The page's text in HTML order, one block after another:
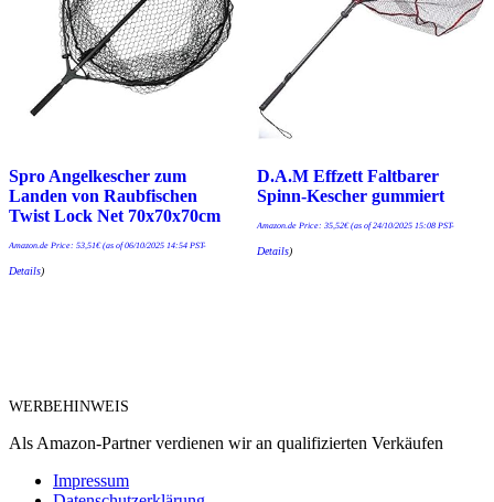
Spro Angelkescher zum
Landen von Raubfischen
Twist Lock Net 70x70x70cm
Amazon.de Price: 53,51€(as of 06/10/2025 14:54 PST-
Details)
D.A.M Effzett Faltbarer
Spinn-Kescher gummiert
Amazon.de Price: 35,52€(as of 24/10/2025 15:08 PST-
Details)
WERBEHINWEIS
Als Amazon-Partner verdienen wir an qualifizierten Verkäufen
Impressum